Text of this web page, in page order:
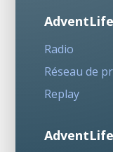
Radio
Réseau de
Replay